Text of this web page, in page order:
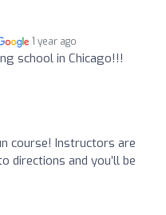
1 year ago
school in Chicago!!!
course! Instructors are
directions and you’ll be